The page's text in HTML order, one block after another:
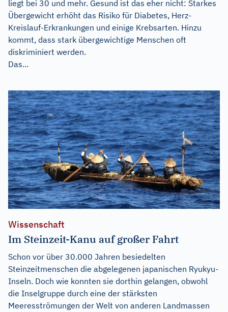
liegt bei 30 und mehr. Gesund ist das eher nicht: Starkes
Übergewicht erhöht das Risiko für Diabetes, Herz-
Kreislauf-Erkrankungen und einige Krebsarten. Hinzu
kommt, dass stark übergewichtige Menschen oft
diskriminiert werden.
Das...
Wissenschaft
Im Steinzeit-Kanu auf großer Fahrt
Schon vor über 30.000 Jahren besiedelten
Steinzeitmenschen die abgelegenen japanischen Ryukyu-
Inseln. Doch wie konnten sie dorthin gelangen, obwohl
die Inselgruppe durch eine der stärksten
Meeresströmungen der Welt von anderen Landmassen